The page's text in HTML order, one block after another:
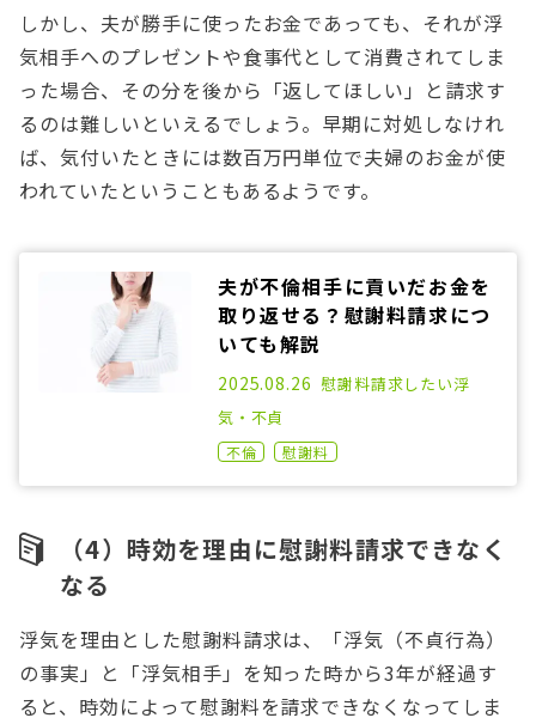
しかし、夫が勝手に使ったお金であっても、それが浮
気相手へのプレゼントや食事代として消費されてしま
った場合、その分を後から「返してほしい」と請求す
るのは難しいといえるでしょう。早期に対処しなけれ
ば、気付いたときには数百万円単位で夫婦のお金が使
われていたということもあるようです。
夫が不倫相手に貢いだお金を
取り返せる？慰謝料請求につ
いても解説
2022.12.21
2025.08.26 慰謝料請求したい浮
気・不貞
不倫 慰謝料
（4）時効を理由に慰謝料請求できなく
なる
浮気を理由とした慰謝料請求は、「浮気（不貞行為）
の事実」と「浮気相手」を知った時から3年が経過す
ると、時効によって慰謝料を請求できなくなってしま